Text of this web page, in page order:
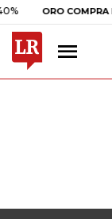
ORO COMPRA